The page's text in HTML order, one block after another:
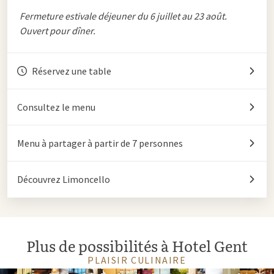
Fermeture estivale déjeuner du 6 juillet au 23 août.
Ouvert pour dîner.
Réservez une table
Consultez le menu
Menu à partager à partir de 7 personnes
Découvrez Limoncello
Plus de possibilités à Hotel Gent
PLAISIR CULINAIRE